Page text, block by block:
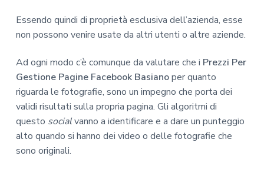
Essendo quindi di proprietà esclusiva dell’azienda, esse
non possono venire usate da altri utenti o altre aziende.
Ad ogni modo c’è comunque da valutare che i Prezzi Per
Gestione Pagine Facebook Basianoper quanto
riguarda le fotografie, sono un impegno che porta dei
validi risultati sulla propria pagina. Gli algoritmi di
questo socialvanno a identificare e a dare un punteggio
alto quando si hanno dei video o delle fotografie che
sono originali.